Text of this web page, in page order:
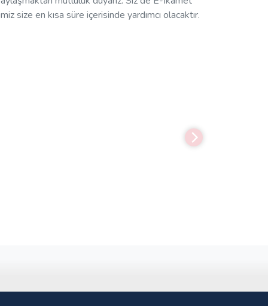
size en kısa süre içerisinde yardımcı olacaktır.